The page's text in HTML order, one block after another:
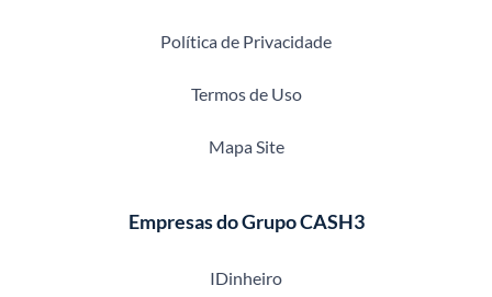
Política de Privacidade
Termos de Uso
Mapa Site
Empresas do Grupo CASH3
IDinheiro